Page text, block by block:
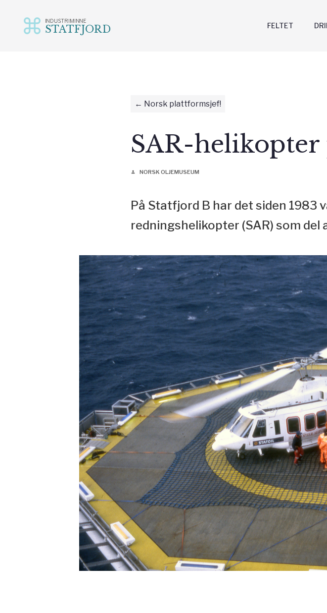
INDUSTRIMINNE
STATFJORD FELTET
Norsk plattformsjef!
SAR-helikopter
person NORSK OLJEMUSEUM
På Statfjord B har det siden
redningshelikopter (SAR) som